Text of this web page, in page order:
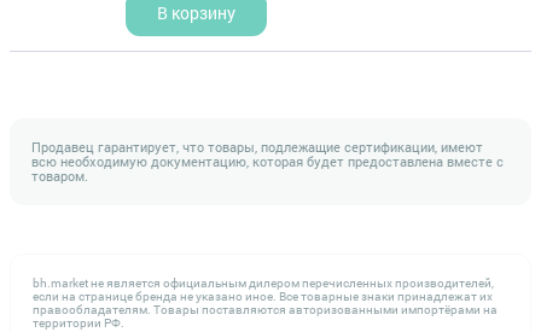
В корзину
Продавец гарантирует, что товары, подлежащие сертификации, имеют
всю необходимую документацию, которая будет предоставлена вместе с
товаром.
bh.market не является официальным дилером перечисленных производителей,
если на странице бренда не указано иное. Все товарные знаки принадлежат их
правообладателям. Товары поставляются авторизованными импортёрами на
территории РФ.